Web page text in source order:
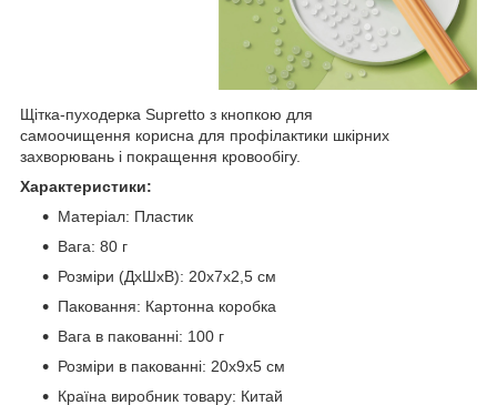
Щітка-пуходерка Supretto з кнопкою для
самоочищення корисна для профілактики шкірних
захворювань і покращення кровообігу.
Характеристики:
Матеріал: Пластик
Вага: 80 г
Розміри (ДхШхВ): 20x7х2,5 см
Паковання: Картонна коробка
Вага в пакованні: 100 г
Розміри в пакованні: 20х9х5 см
Країна виробник товару: Китай